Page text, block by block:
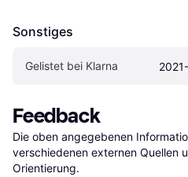
Sonstiges
Gelistet bei Klarna
Feedback
Die oben angegebenen
verschiedenen externen Quellen
Orientierung.